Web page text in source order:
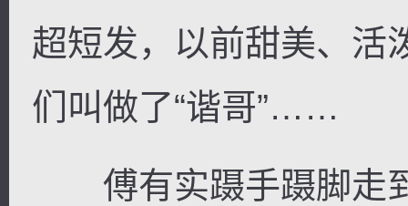
超短发，以前甜美、活
们叫做了“谐哥”……
傅有实蹑手蹑脚走